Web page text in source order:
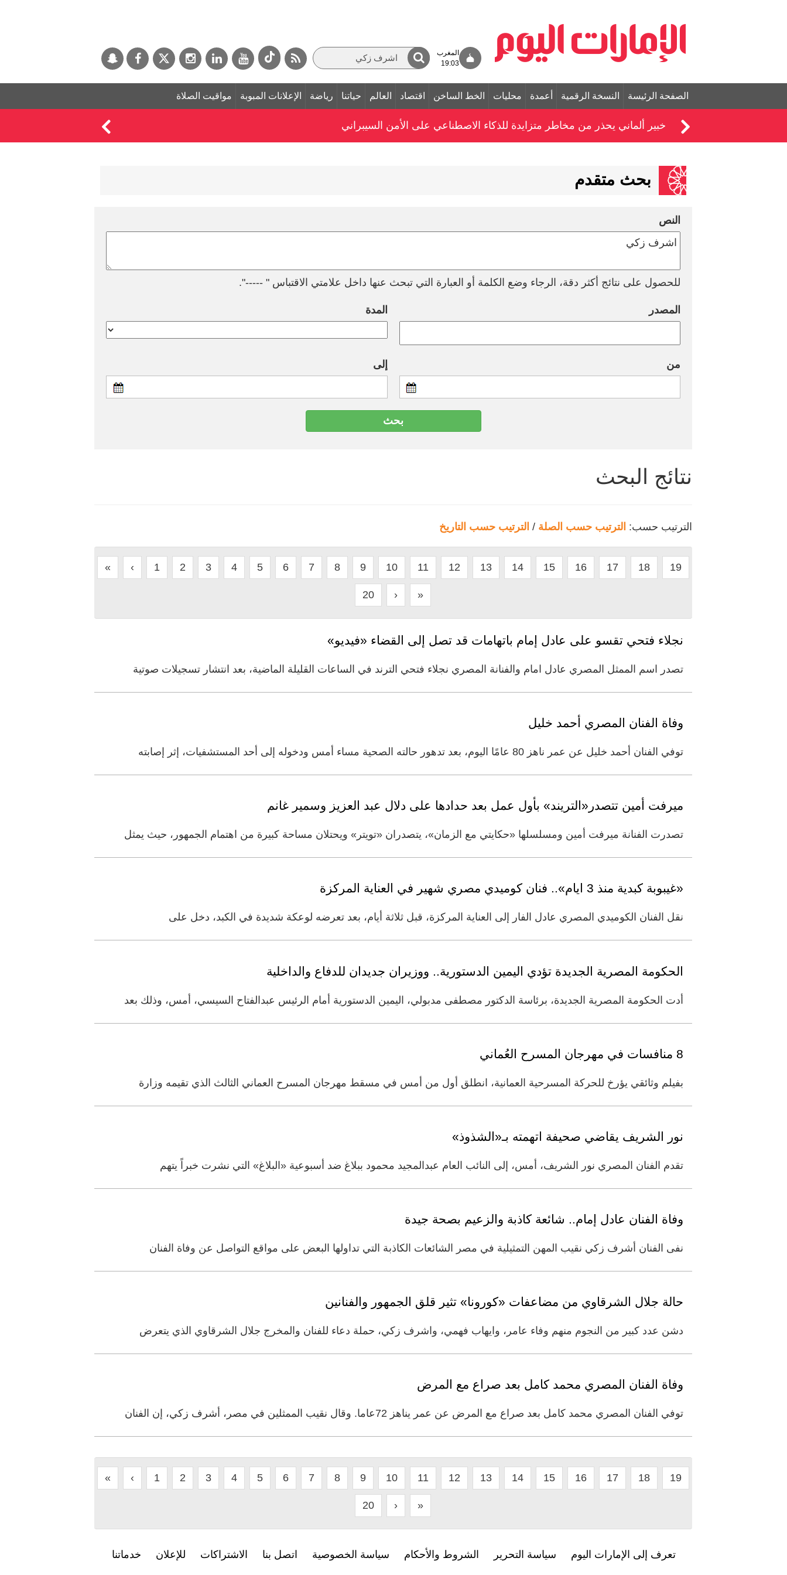
المغرب
19:03
الصفحة الرئيسة النسخة الرقمية أعمدة محليات الخط الساخن اقتصاد العالم حياتنا رياضة الإعلانات المبوبة مواقيت الصلاة
خبير ألماني يحذر من مخاطر متزايدة للذكاء الاصطناعي على الأمن السيبراني
بحث متقدم
النص
للحصول على نتائج أكثر دقة، الرجاء وضع الكلمة أو العبارة التي تبحث عنها داخل علامتي الاقتباس " -----".
المصدر المدة
من إلى
نتائج البحث
الترتيب حسب: الترتيب حسب الصلة / الترتيب حسب التاريخ
« ‹ 1 2 3 4 5 6 7 8 9 10 11 12 13 14 15 16 17 18 19
20 › »
نجلاء فتحي تقسو على عادل إمام باتهامات قد تصل إلى القضاء «فيديو»
تصدر اسم الممثل المصري عادل امام والفنانة المصري نجلاء فتحي الترند في الساعات القليلة الماضية، بعد انتشار تسجيلات صوتية
وفاة الفنان المصري أحمد خليل
توفي الفنان أحمد خليل عن عمر ناهز 80 عامًا اليوم، بعد تدهور حالته الصحية مساء أمس ودخوله إلى أحد المستشفيات، إثر إصابته
ميرفت أمين تتصدر«التريند» بأول عمل بعد حدادها على دلال عبد العزيز وسمير غانم
تصدرت الفنانة ميرفت أمين ومسلسلها «حكايتي مع الزمان»، يتصدران «تويتر» ويحتلان مساحة كبيرة من اهتمام الجمهور، حيث يمثل
«غيبوبة كبدية منذ 3 ايام».. فنان كوميدي مصري شهير في العناية المركزة
نقل الفنان الكوميدي المصري عادل الفار إلى العناية المركزة، قبل ثلاثة أيام، بعد تعرضه لوعكة شديدة في الكبد، دخل على
الحكومة المصرية الجديدة تؤدي اليمين الدستورية.. ووزيران جديدان للدفاع والداخلية
أدت الحكومة المصرية الجديدة، برئاسة الدكتور مصطفى مدبولي، اليمين الدستورية أمام الرئيس عبدالفتاح السيسي، أمس، وذلك بعد
8 منافسات في مهرجان المسرح العُماني
بفيلم وثائقي يؤرخ للحركة المسرحية العمانية، انطلق أول من أمس في مسقط مهرجان المسرح العماني الثالث الذي تقيمه وزارة
نور الشريف يقاضي صحيفة اتهمته بـ«الشذوذ»
تقدم الفنان المصري نور الشريف، أمس، إلى النائب العام عبدالمجيد محمود ببلاغ ضد أسبوعية «البلاغ» التي نشرت خبراً يتهم
وفاة الفنان عادل إمام.. شائعة كاذبة والزعيم بصحة جيدة
نفى الفنان أشرف زكي نقيب المهن التمثيلية في مصر الشائعات الكاذبة التي تداولها البعض على مواقع التواصل عن وفاة الفنان
حالة جلال الشرقاوي من مضاعفات «كورونا» تثير قلق الجمهور والفنانين
دشن عدد كبير من النجوم منهم وفاء عامر، وايهاب فهمي، واشرف زكي، حملة دعاء للفنان والمخرج جلال الشرقاوي الذي يتعرض
وفاة الفنان المصري محمد كامل بعد صراع مع المرض
توفي الفنان المصري محمد كامل بعد صراع مع المرض عن عمر يناهز 72عاما. وقال نقيب الممثلين في مصر، أشرف زكي، إن الفنان
« ‹ 1 2 3 4 5 6 7 8 9 10 11 12 13 14 15 16 17 18 19
20 › »
تعرف إلى الإمارات اليوم سياسة التحرير الشروط والأحكام سياسة الخصوصية اتصل بنا الاشتراكات للإعلان خدماتنا